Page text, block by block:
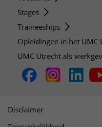
Stages
Traineeships
Opleidingen in het UMC
UMC Utrecht als
Disclaimer